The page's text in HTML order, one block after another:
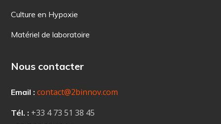
Culture en Hypoxie
Matériel de laboratoire
Nous contacter
Email : contact@2binnov.com
Tél. : +33 473 51 38 45